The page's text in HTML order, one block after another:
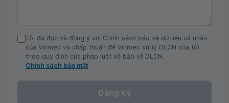
Tôi đã đọc và đồng ý với Chính sách bảo vệ dữ liệu cá nhân
của Vinmec và chấp thuận để Vinmec xử lý DLCN của tôi
theo quy định của pháp luật về bảo vệ DLCN.
Chính sách bảo mật
Đăng Ký